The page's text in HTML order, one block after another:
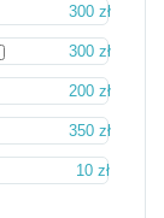
300 zł
300 zł
200 zł
350 zł
10 zł